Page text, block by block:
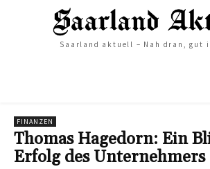
Saarland aktuell – Nah dran, gut
FINANZEN
Thomas Hagedorn: Ein
Erfolg des Unternehmers